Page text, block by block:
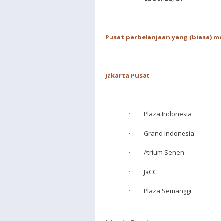
Pusat perbelanjaan yang (biasa)
Jakarta Pusat
· Plaza Indonesia
· Grand Indonesia
· Atrium Senen
· JaCC
· Plaza Semanggi